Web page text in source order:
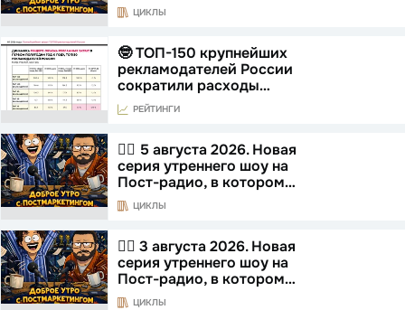
ЦИКЛЫ
🤓 ТОП-150 крупнейших
рекламодателей России
сократили расходы…
РЕЙТИНГИ
☝🏻 5 августа 2026. Новая
серия утреннего шоу на
Пост-радио, в котором…
ЦИКЛЫ
☝🏻 3 августа 2026. Новая
серия утреннего шоу на
Пост-радио, в котором…
ЦИКЛЫ